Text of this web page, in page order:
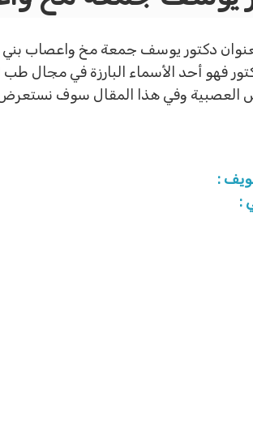
بعنوان دكتور يوسف جمعة مخ واعصاب
فهو أحد الأسماء البارزة في
وفي هذا المقال سوف نستعرض
:
: